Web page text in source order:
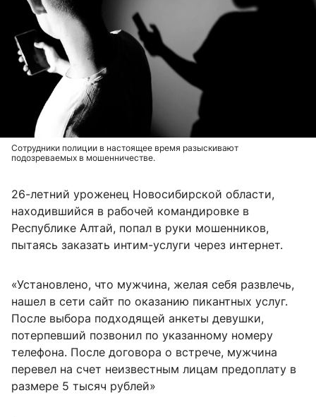
Сотрудники полиции в настоящее время разыскивают
подозреваемых в мошенничестве.
26-летний уроженец Новосибирской области,
находившийся в рабочей командировке в
Республике Алтай, попал в руки мошенников,
пытаясь заказать интим-услуги через интернет.
«Установлено, что мужчина, желая себя развлечь,
нашел в сети сайт по оказанию пикантных услуг.
После выбора подходящей анкеты девушки,
потерпевший позвонил по указанному номеру
телефона. После договора о встрече, мужчина
перевел на счет неизвестным лицам предоплату в
размере 5 тысяч рублей»